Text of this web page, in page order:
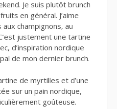
Je suis plutôt brunch
en général. J’aime
champignons, au
justement une tartine
d’inspiration nordique
de mon dernier brunch.
de myrtilles et d’une
sur un pain nordique,
goûteuse.